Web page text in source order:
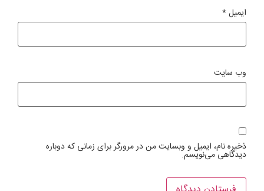
ایمیل*
وب‌ سایت
ذخیره نام، ایمیل و وبسایت من در مرورگر برای زمانی که دوباره
دیدگاهی می‌نویسم.